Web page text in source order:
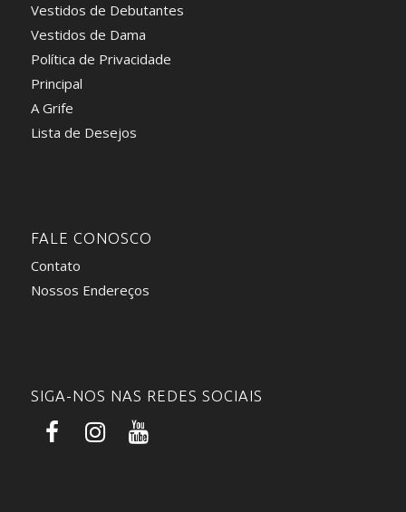
Vestidos de Debutantes
Vestidos de Dama
Política de Privacidade
Principal
A Grife
Lista de Desejos
FALE CONOSCO
Contato
Nossos Endereços
SIGA-NOS NAS REDES SOCIAIS